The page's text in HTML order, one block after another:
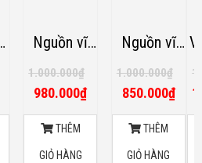
Nguồn vĩ
sóng âm
chống ẩm
1.000.000₫
980.000₫
THÊM
GIỎ HÀNG
Nguồn vĩ
sóng âm
chống ẩm
1.000.000₫
850.000₫
THÊM
GIỎ HÀNG